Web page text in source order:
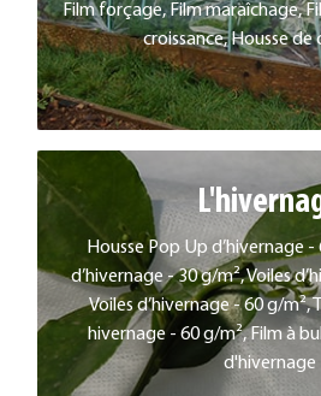
Film forçage, Film maraîchage,
croissance, Housse de
EN SAVOIR
Housse Pop Up d’hivernage -
d’hivernage - 30 g/m², Voiles
Voiles d’hivernage - 60 g/m²,
hivernage - 60 g/m², Film à
d'hivernage
L'HIVERNAGE
EN SAVOIR